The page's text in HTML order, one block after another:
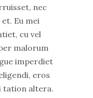
nec
Eu mei
cu vel
malorum
imperdiet
eros
tation altera.